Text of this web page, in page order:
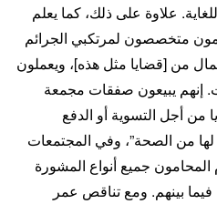
علاوة على ذلك، كما يعلم
متخصصون لمرتكبي الجرائم
من [قضايا مثل هذه]، ويعملون
يبيعون صفقات مجمعة
من أجل التسوية أو الدفع
لها من الصحة”، وفي المجتمعات
المحامون جميع أنواع المشورة
فيما بينهم. ومع تناقص عمر